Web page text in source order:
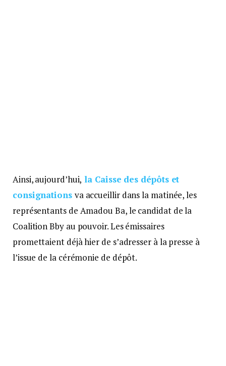
Ainsi, aujourd’hui, la Caisse des dépôts et
consignations va accueillir dans la matinée, les
représentants de Amadou Ba, le candidat de la
Coalition Bby au pouvoir. Les émissaires
promettaient déjà hier de s’adresser à la presse à
l’issue de la cérémonie de dépôt.